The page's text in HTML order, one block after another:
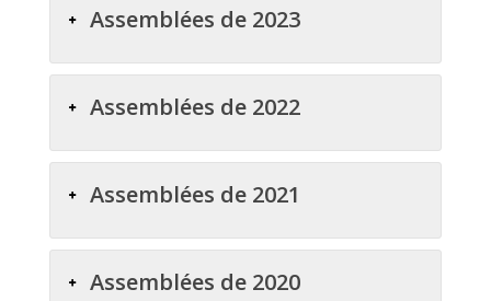
Assemblées de 2023
Assemblées de 2022
Assemblées de 2021
Assemblées de 2020